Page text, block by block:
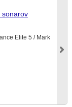
sonarov
Elite 5 / Mark